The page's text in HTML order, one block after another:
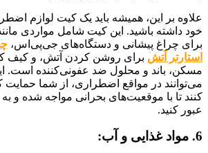
علاوه بر این، همیشه باید یک کیت لوازم
خود داشته باشید. این کیت شامل مواردی
برای چراغ پیشانی و دستگاه‌های جی‌پی‌اس،
استارتر آتش برای روشن کردن آتش، و کیف
مسکن، باند و محلول ضد عفونی‌کننده است.
می‌توانند در مواقع اضطراری، از شما حمایت
کنند تا با موقعیت‌های بحرانی مواجه شده و
عبور کنید.
6. مواد غذایی و آب: